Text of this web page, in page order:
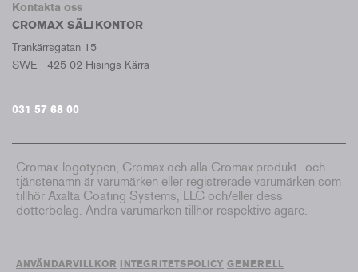
Kontakta oss
CROMAX SÄLJKONTOR
Trankärrsgatan 15
SWE - 425 02 Hisings Kärra
031 57 68 00
Cromax-logotypen, Cromax och alla Cromax produkt- och
tjänstenamn är varumärken eller registrerade varumärken som
tillhör Axalta Coating Systems, LLC och/eller dess
dotterbolag. Andra varumärken tillhör respektive ägare.
ANVÄNDARVILLKOR INTEGRITETSPOLICY GENERELL